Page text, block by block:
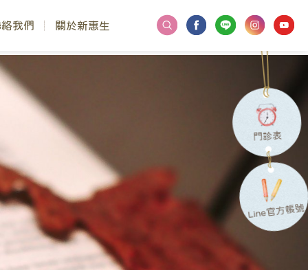
我們 關於新惠生
門診表
Line官方帳號